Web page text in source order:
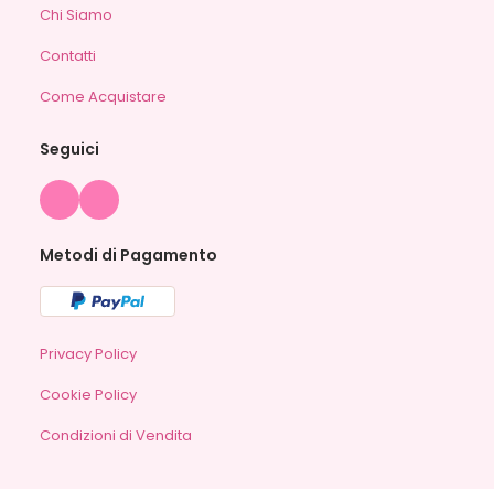
Chi Siamo
Contatti
Come Acquistare
Seguici
Metodi di Pagamento
Privacy Policy
Cookie Policy
Condizioni di Vendita